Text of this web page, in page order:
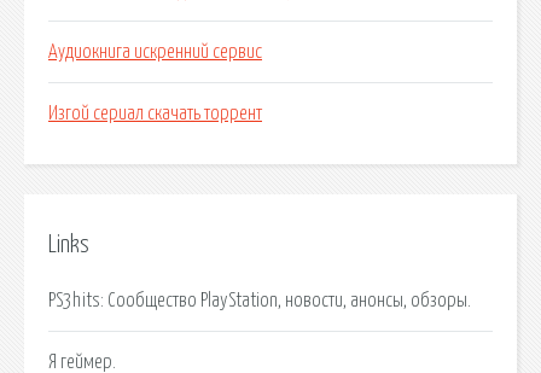
Аудиокнига искренний сервис
Изгой сериал скачать торрент
Links
PS3hits: Сообщество PlayStation, новости, анонсы, обзоры.
Я геймер.